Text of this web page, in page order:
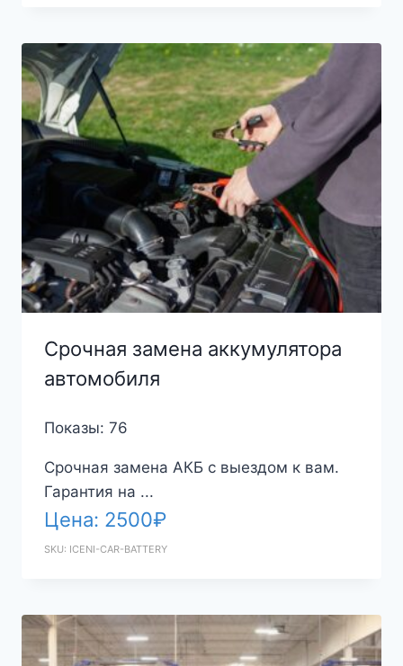
Срочная замена аккумулятора
автомобиля
Показы: 76
Срочная замена АКБ с выездом к вам.
Гарантия на ...
Цена: 2500₽
SKU: ICENI-CAR-BATTERY